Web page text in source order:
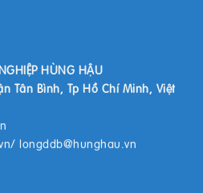
HÙNG HẬU
Tân Bình, Tp Hồ Chí Minh, Việt
/ longddb@hunghau.vn